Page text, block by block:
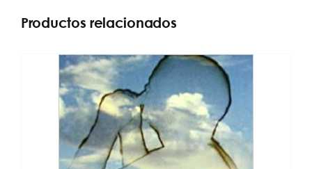
Productos relacionados